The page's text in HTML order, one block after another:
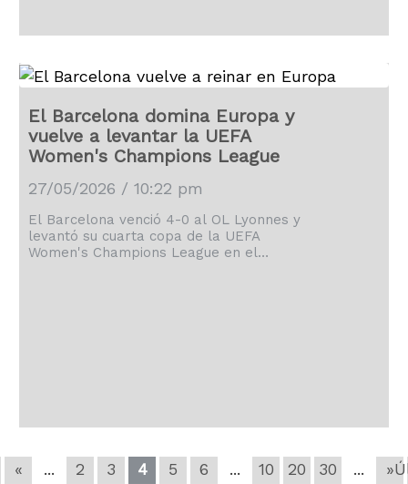
El Barcelona domina Europa y
vuelve a levantar la UEFA
Women's Champions League
27/05/2026 / 10:22 pm
El Barcelona venció 4-0 al OL Lyonnes y
levantó su cuarta copa de la UEFA
Women's Champions League en el
« ... 2 3 4 5 6 ... 10 20 30 ... »